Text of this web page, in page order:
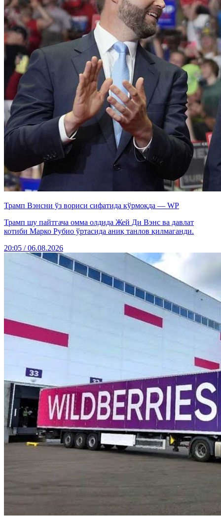
Трамп Вэнсни ўз вориси сифатида кўрмоқда — WP
Трамп шу пайтгача омма олдида Жей Ди Вэнс ва давлат
котиби Марко Рубио ўртасида аниқ танлов қилмаганди.
20:05 / 06.08.2026